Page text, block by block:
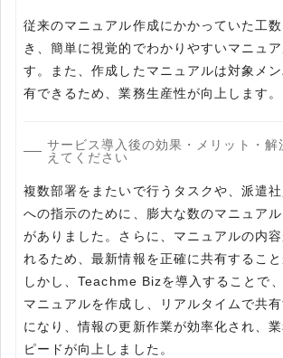
従来のマニュアル作成にかかっていた工
き、簡単に視覚的でわかりやすいマニュ
す。また、作成したマニュアルは対象メ
有できるため、業務生産性が向上します。
サービス導入後の効果・メリット・解
えてください
複数部署をまたいで行うタスクや、派遣
への指示のために、膨大な数のマニュア
がありました。さらに、マニュアルの内
れるため、最新情報を正確に共有すること
しかし、Teachme Bizを導入することで
マニュアルを作成し、リアルタイムで共
になり、情報の更新作業が効率化され、
ピードが向上しました。